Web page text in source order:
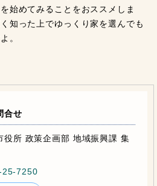
始めてみることをおススメしま
知った上でゆっくり家を選んでも
。
合せ
役所 政策企画部 地域振興課 集
25-7250